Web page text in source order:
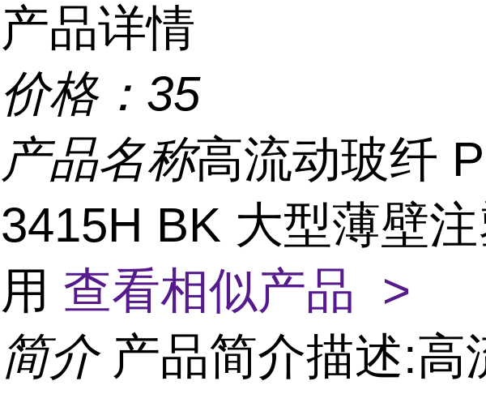
产品详情
价格： 35
产品名称高流动玻纤
3415H BK 大型薄壁
用 查看相似产品 >
简介 产品简介描述:高